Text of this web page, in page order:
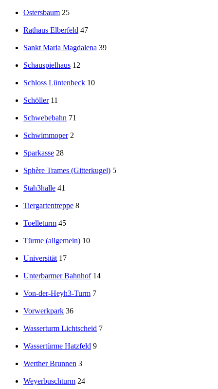
Ostersbaum 25
Rathaus Elberfeld 47
Sankt Maria Magdalena 39
Schauspielhaus 12
Schloss Lüntenbeck 10
Schöller 11
Schwebebahn 71
Schwimmoper 2
Sparkasse 28
Sphère Trames (Gitterkugel) 5
Stah3halle 41
Tiergartentreppe 8
Toelleturm 45
Türme (allgemein) 10
Universität 17
Unterbarmer Bahnhof 14
Von-der-Heyh3-Turm 7
Vorwerkpark 36
Wasserturm Lichtscheid 7
Wassertürme Hatzfeld 9
Werther Brunnen 3
Weyerbuschturm 24